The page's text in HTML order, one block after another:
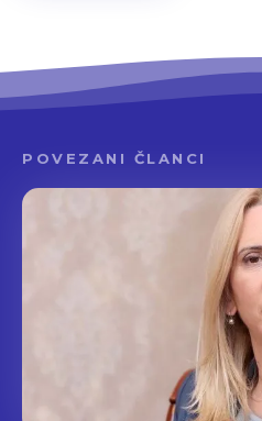
POVEZANI ČLANCI